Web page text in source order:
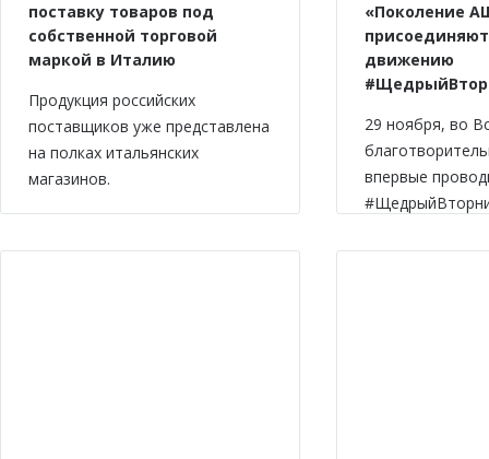
поставку товаров под
собственной торговой
маркой в Италию
Продукция российских
поставщиков уже представлена
на полках итальянских
магазинов.
«Поколение
движению
29 ноября, во
впервые